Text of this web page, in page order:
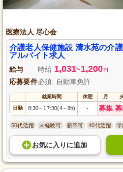
医療法人 尽心会
介護老人保健施設 清水苑の介
アルバイト求人
給与 時給 1,031~1,200 円
応募要件必須: 自動車免許
就業時間 休憩 月
日勤 8:30～ 17:30(4～8h) - 募集
50代活躍 未経験可 新卒可 40代活躍 学
お気に入り に追加